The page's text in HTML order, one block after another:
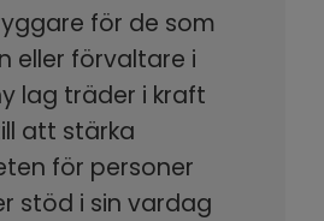
för de som
eller förvaltare i
lag träder i kraft
att stärka
för personer
stöd i sin vardag